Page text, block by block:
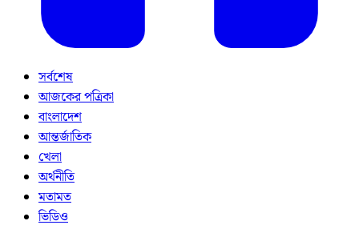
সর্বশেষ
আজকের পত্রিকা
বাংলাদেশ
আন্তর্জাতিক
খেলা
অর্থনীতি
মতামত
ভিডিও